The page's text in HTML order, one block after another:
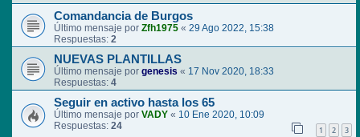
Comandancia de Burgos
Último mensaje por Zfh1975 « 29 Ago 2022, 15:38
Respuestas: 2
NUEVAS PLANTILLAS
Último mensaje por genesis « 17 Nov 2020, 18:33
Respuestas: 4
Seguir en activo hasta los 65
Último mensaje por VADY « 10 Ene 2020, 10:09
Respuestas: 24 1 2 3